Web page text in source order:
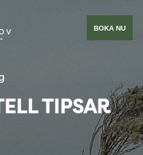
BOKA NU
TIPSAR